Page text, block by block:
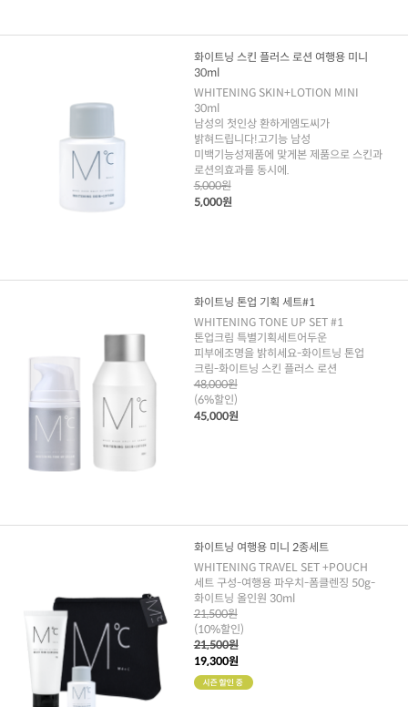
화이트닝 스킨 플러스 로션 여행용 미니
30ml
WHITENING SKIN+LOTION MINI
30ml
남성의 첫인상 환하게엠도씨가
밝혀드립니다!고기능 남성
미백기능성제품에 맞게본 제품으로 스킨과
로션의효과를 동시에.
5,000원
5,000원
화이트닝 톤업 기획 세트#1
WHITENING TONE UP SET #1
톤업크림 특별기획세트어두운
피부에조명을 밝히세요-화이트닝 톤업
크림-화이트닝 스킨 플러스 로션
48,000원
(6%할인)
45,000원
화이트닝 여행용 미니 2종세트
WHITENING TRAVEL SET +POUCH
세트 구성-여행용 파우치-폼클렌징 50g-
화이트닝 올인원 30ml
21,500원
(10%할인)
21,500원
19,300원